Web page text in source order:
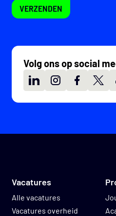
VERZENDEN
Volg ons op social
LinkedInInstagram
Facebook
X
Vacatures
Alle vacatures
Vacatures overheid